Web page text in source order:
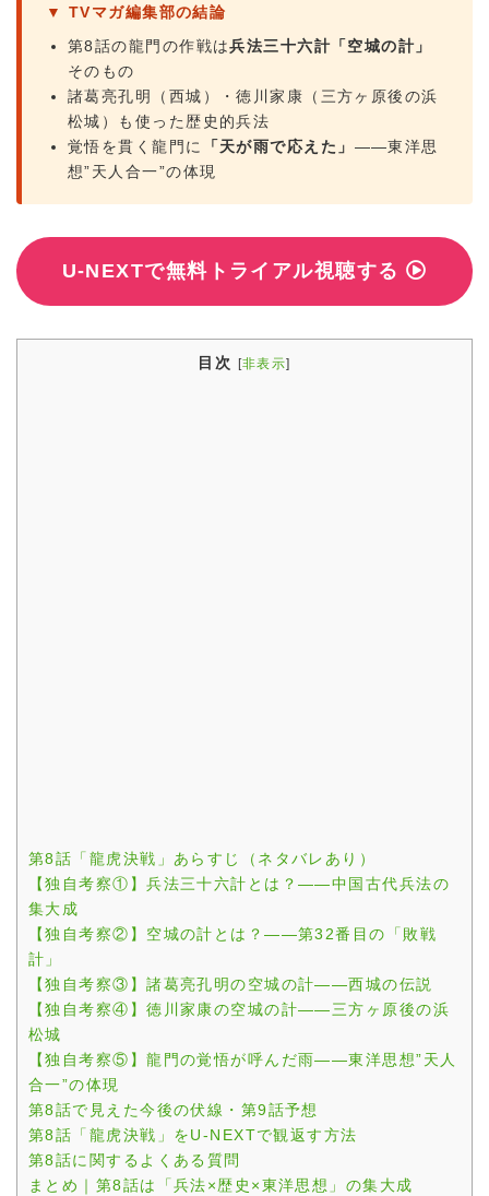
▼ TVマガ編集部の結論
第8話の龍門の作戦は兵法三十六計「空城の計」
そのもの
諸葛亮孔明（西城）・徳川家康（三方ヶ原後の浜
松城）も使った歴史的兵法
覚悟を貫く龍門に
「天が雨で応えた」 ——東洋思
想”天人合一”の体現
U-NEXTで無料トライアル視聴する
目次 [非表示]
第8話「龍虎決戦」あらすじ（ネタバレあり）
【独自考察①】兵法三十六計とは？——中国古代兵法の
集大成
【独自考察②】空城の計とは？——第32番目の「敗戦
計」
【独自考察③】諸葛亮孔明の空城の計——西城の伝説
【独自考察④】徳川家康の空城の計——三方ヶ原後の浜
松城
【独自考察⑤】龍門の覚悟が呼んだ雨——東洋思想”天人
合一”の体現
第8話で見えた今後の伏線・第9話予想
第8話「龍虎決戦」をU-NEXTで観返す方法
第8話に関するよくある質問
まとめ｜第8話は「兵法×歴史×東洋思想」の集大成